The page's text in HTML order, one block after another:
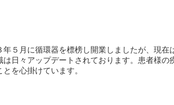
年５月に循環器を標榜し開業しましたが、現
は日々アップデートされております。患者様
とを心掛けています。